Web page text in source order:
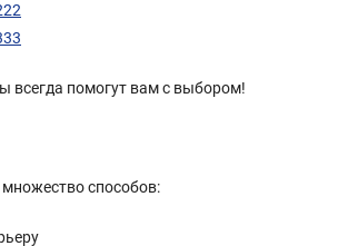
всегда помогут вам с выбором!
способов: